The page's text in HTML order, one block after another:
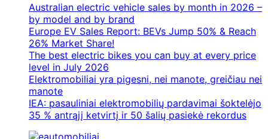
Australian electric vehicle sales by month in 2026 –
by model and by brand
Europe EV Sales Report: BEVs Jump 50% & Reach
26% Market Share!
The best electric bikes you can buy at every price
level in July 2026
Elektromobiliai yra pigesni, nei manote, greičiau nei
manote
IEA: pasauliniai elektromobilių pardavimai šoktelėjo
35 % antrąjį ketvirtį ir 50 šalių pasiekė rekordus